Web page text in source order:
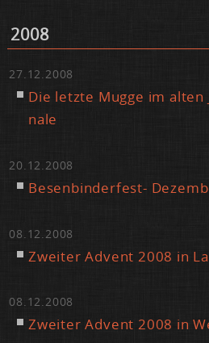
2008
27.12.2008
Die letz­te Mug­ge im
na­le
20.12.2008
Be­sen­bin­der­fest-
08.12.2008
Zwei­ter Ad­vent 2008 in
08.12.2008
Zwei­ter Ad­vent 2008 in